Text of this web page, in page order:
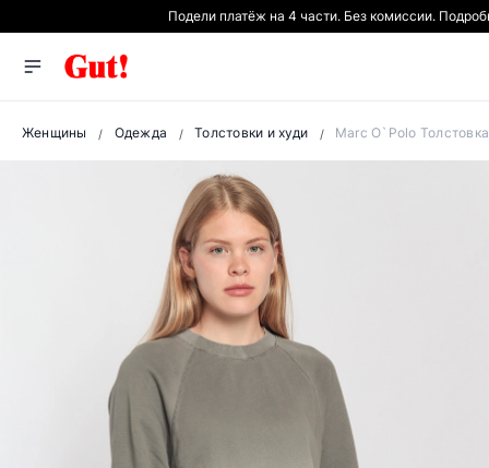
Подели платёж на 4 части. Без комиссии.
Женщины Одежда Толстовки и худи Marc O`Polo